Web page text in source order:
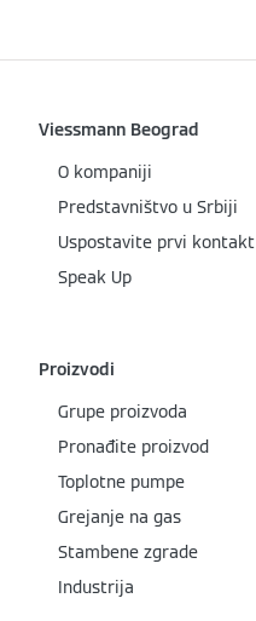
Viessmann Beograd
O kompaniji
Predstavništvo u Srbiji
Uspostavite prvi kontakt
Speak Up
Proizvodi
Grupe proizvoda
Pronađite proizvod
Toplotne pumpe
Grejanje na gas
Stambene zgrade
Industrija